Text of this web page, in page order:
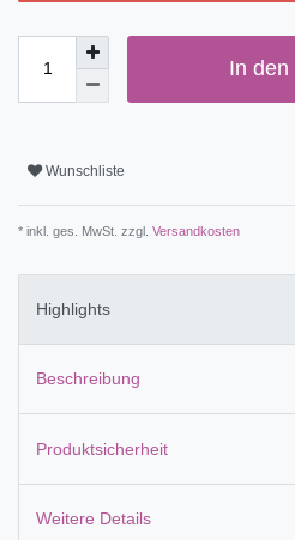
In den
Wunschliste
* inkl. ges. MwSt. zzgl. Versandkosten
Highlights
Beschreibung
Produktsicherheit
Weitere Details